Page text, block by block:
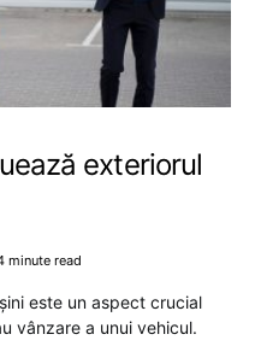
exteriorul
minute read
este un aspect crucial
vânzare a unui vehicul.